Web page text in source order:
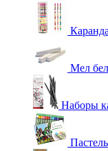
Мел
Наборы